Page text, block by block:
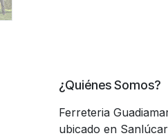
¿Quiénes Somos?
Ferreteria
ubicado en